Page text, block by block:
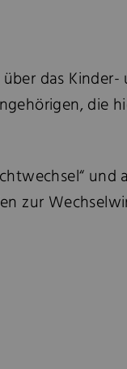
das
die
zur